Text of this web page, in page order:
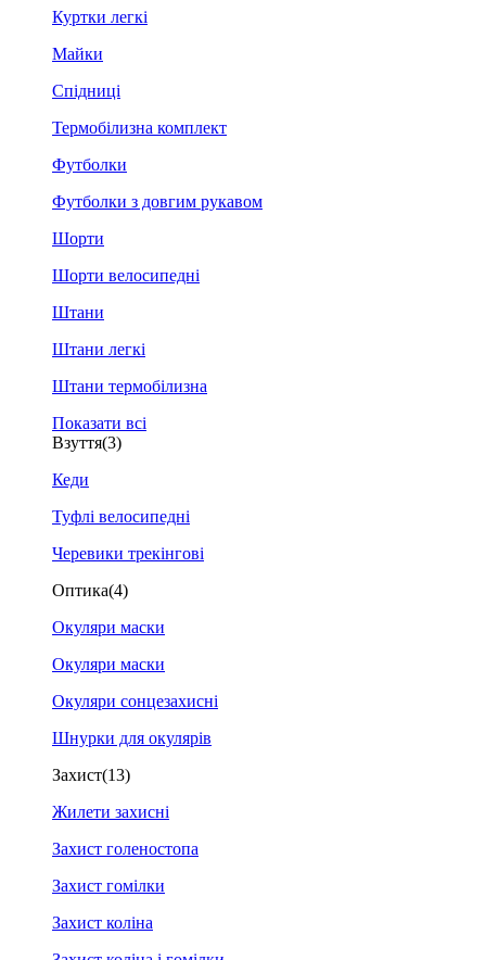
Куртки легкі
Майки
Спідниці
Термобілизна комплект
Футболки
Футболки з довгим рукавом
Шорти
Шорти велосипедні
Штани
Штани легкі
Штани термобілизна
Показати всі
Взуття(3)
Кеди
Туфлі велосипедні
Черевики трекінгові
Оптика(4)
Окуляри маски
Окуляри маски
Окуляри сонцезахисні
Шнурки для окулярів
Захист(13)
Жилети захисні
Захист голеностопа
Захист гомілки
Захист коліна